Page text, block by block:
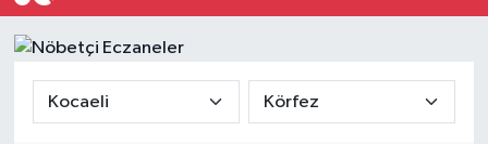
GÜNCEL
SİYASET
Kahramanmaraş Namaz Vakitleri
Süper Lig Puan Durumu ve Fikstür